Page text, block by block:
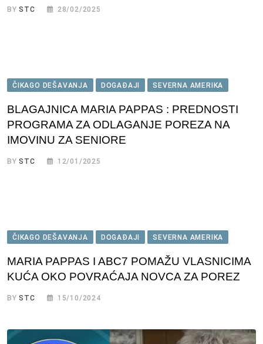
BYSTC 28/02/2025
ČIKAGO DEŠAVANJA DOGAĐAJI SEVERNA AMERIKA
BLAGAJNICA MARIA PAPPAS : PREDNOSTI
PROGRAMA ZA ODLAGANJE POREZA NA
IMOVINU ZA SENIORE
BYSTC 12/01/2025
ČIKAGO DEŠAVANJA DOGAĐAJI SEVERNA AMERIKA
MARIA PAPPAS I ABC7 POMAŽU VLASNICIMA
KUĆA OKO POVRAĆAJA NOVCA ZA POREZ
BYSTC 15/10/2024